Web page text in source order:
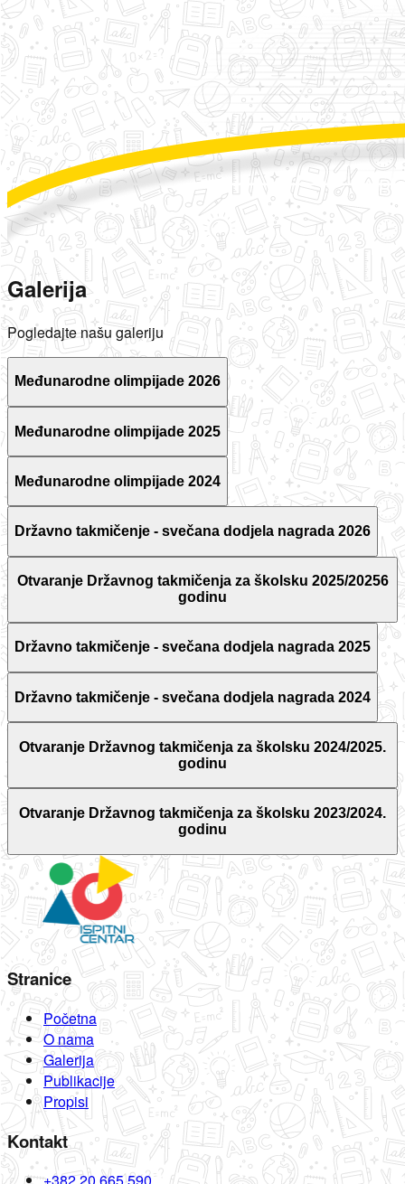
Galerija
Pogledajte našu galeriju
Međunarodne olimpijade 2026
Međunarodne olimpijade 2025
Međunarodne olimpijade 2024
Državno takmičenje - svečana dodjela nagrada 2026
Otvaranje Državnog takmičenja za školsku 2025/20256
godinu
Državno takmičenje - svečana dodjela nagrada 2025
Državno takmičenje - svečana dodjela nagrada 2024
Otvaranje Državnog takmičenja za školsku 2024/2025.
godinu
Otvaranje Državnog takmičenja za školsku 2023/2024.
godinu
Stranice
Početna
O nama
Galerija
Publikacije
Propisi
Kontakt